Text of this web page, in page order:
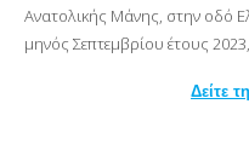
Ανατολικής Μάνης, στην οδό
μηνός Σεπτεμβρίου έτους
Δείτε